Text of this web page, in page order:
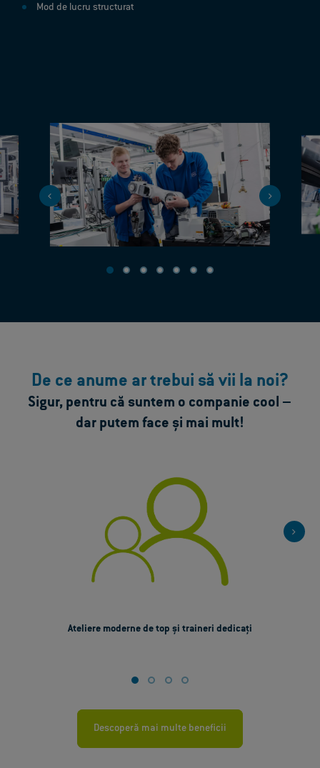
Mod de lucru structurat
De ce anume ar trebui să vii la noi?
Sigur, pentru că suntem o companie cool –
dar putem face și mai mult!
Ateliere moderne de top și traineri dedicați
Descoperă mai multe beneficii